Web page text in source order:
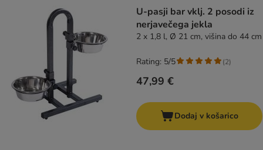
U-pasji bar vklj. 2 posodi iz
nerjavečega jekla
2 x 1,8 l, Ø 21 cm, višina do 44 cm
47,99 €
Rating: 5/5 (2)
Dodaj v košarico